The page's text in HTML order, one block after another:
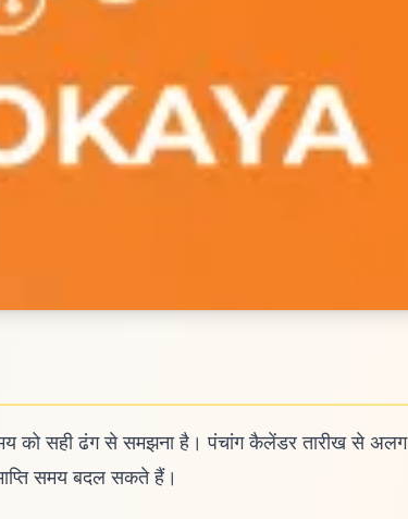
को सही ढंग से समझना है। पंचांग कैलेंडर तारीख से अलग
समय बदल सकते हैं।